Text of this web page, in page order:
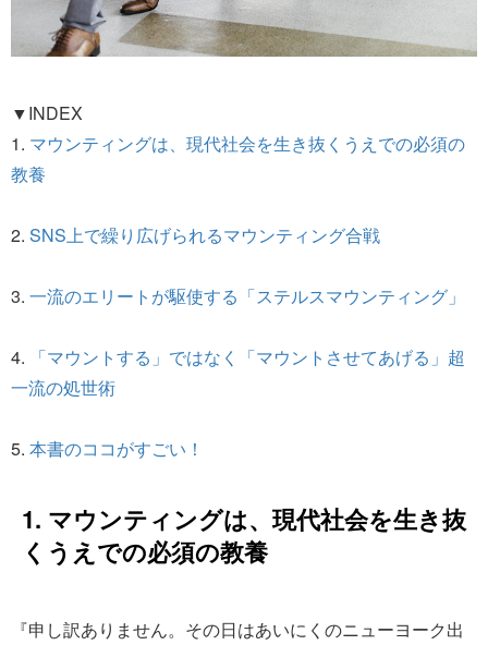
▼INDEX
1. マウンティングは、現代社会を生き抜くうえでの必須の
教養
2. SNS上で繰り広げられるマウンティング合戦
3. 一流のエリートが駆使する「ステルスマウンティング」
4.
「マウントする」ではなく「マウントさせてあげる」超
一流の処世術
5. 本書のココがすごい！
1. マウンティングは、現代社会を生き抜
くうえでの必須の教養
『申し訳ありません。その日はあいにくのニューヨーク出